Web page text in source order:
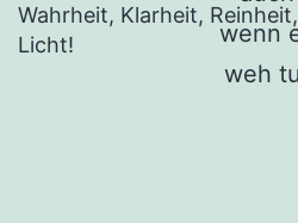
Wahrheit, Klarheit, Reinheit,
Licht!